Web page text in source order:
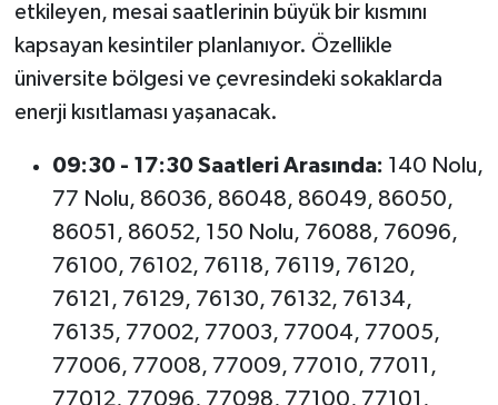
etkileyen, mesai saatlerinin büyük bir kısmını
kapsayan kesintiler planlanıyor. Özellikle
üniversite bölgesi ve çevresindeki sokaklarda
enerji kısıtlaması yaşanacak.
09:30 - 17:30 Saatleri Arasında: 140 Nolu,
77 Nolu, 86036, 86048, 86049, 86050,
86051, 86052, 150 Nolu, 76088, 76096,
76100, 76102, 76118, 76119, 76120,
76121, 76129, 76130, 76132, 76134,
76135, 77002, 77003, 77004, 77005,
77006, 77008, 77009, 77010, 77011,
77012, 77096, 77098, 77100, 77101,